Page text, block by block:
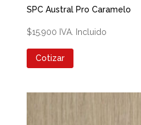
SPC Austral Pro Caramelo
$15.900 IVA. Incluido
Cotizar